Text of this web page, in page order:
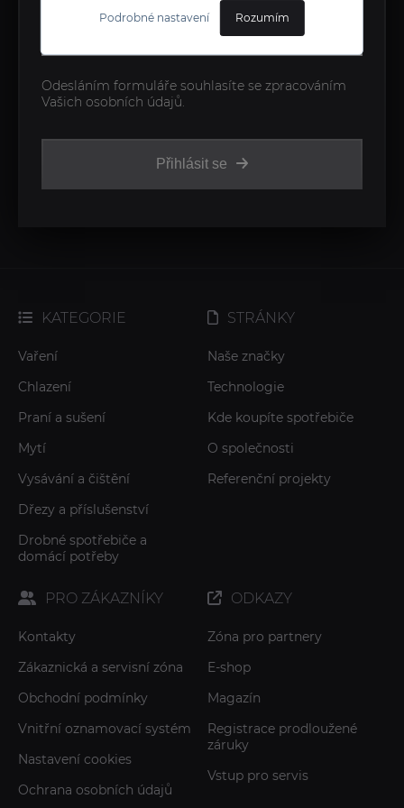
Podrobné nastavení Rozumím
Přihlásit se
Odesláním formuláře souhlasíte se zpracováním
Vašich osobních údajů.
KATEGORIE
Vaření
Chlazení
Praní a sušení
Mytí
Vysávání a čištění
Dřezy a příslušenství
Drobné spotřebiče a
domácí potřeby
STRÁNKY
Naše značky
Technologie
Kde koupíte spotřebiče
O společnosti
Referenční projekty
PRO ZÁKAZNÍKY
Kontakty
Zákaznická a servisní zóna
Obchodní podmínky
Vnitřní oznamovací systém
Nastavení cookies
Ochrana osobních údajů
ODKAZY
Zóna pro partnery
E-shop
Magazín
Registrace prodloužené
záruky
Vstup pro servis